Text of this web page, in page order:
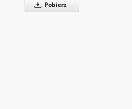
Pobierz